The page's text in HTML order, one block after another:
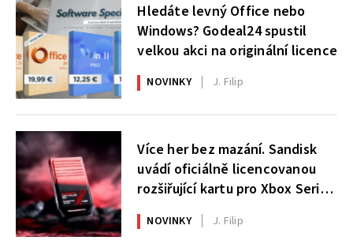
Hledáte levný Office nebo
Windows? Godeal24 spustil
velkou akci na originální licence
NOVINKY J. Filip
Více her bez mazání. Sandisk
uvádí oficiálně licencovanou
rozšiřující kartu pro Xbox Series
X|S
NOVINKY J. Filip